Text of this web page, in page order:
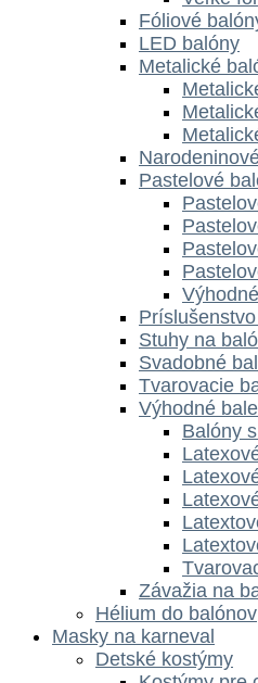
Fóliové
LED balóny
Metalické
Pastelové
Stuhy na
Svadobné
Tvarovacie
Výhodné
Balóny
Závažia na
Hélium do balónov
Masky na karneval
Detské kostýmy